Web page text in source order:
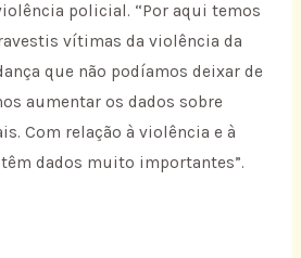
policial. “Por aqui temos
vítimas da violência da
que não podíamos deixar de
aumentar os dados sobre
Com relação à violência e à
dados muito importantes”.